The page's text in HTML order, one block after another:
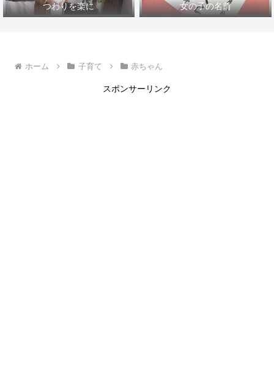
つわりを楽に 女の子の名前
ホーム 子育て 赤ちゃん
スポンサーリンク